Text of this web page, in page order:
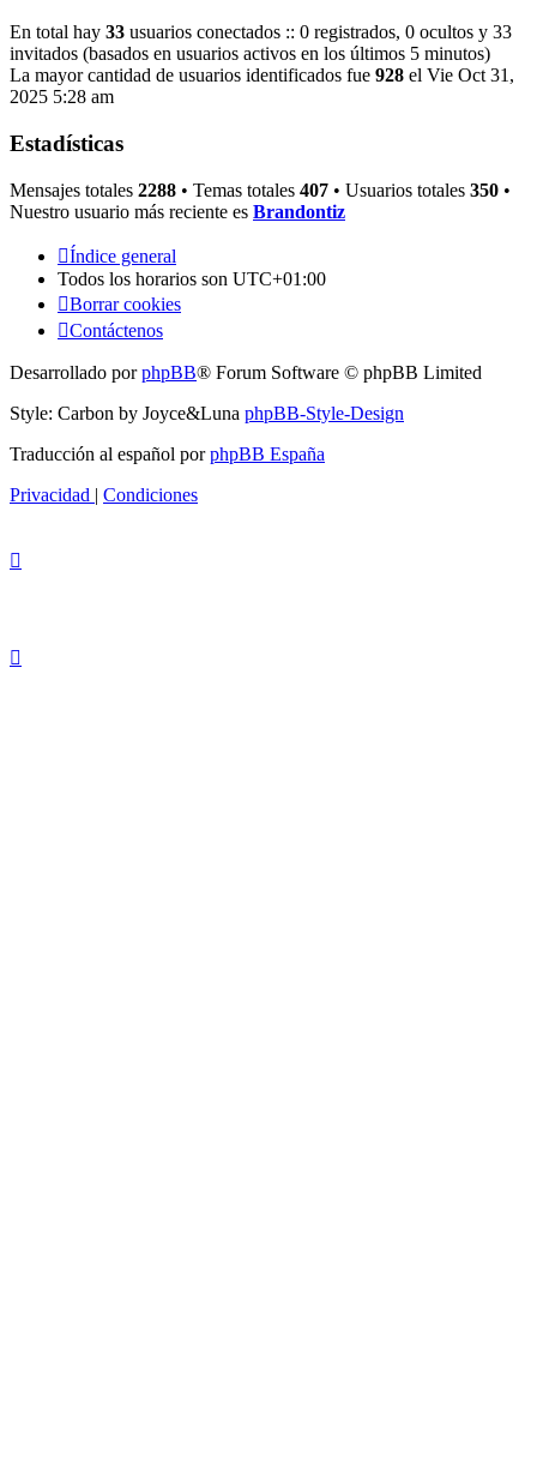
En total hay 33 usuarios conectados :: 0 registrados, 0 ocultos y 33
invitados (basados en usuarios activos en los últimos 5 minutos)
La mayor cantidad de usuarios identificados fue 928 el Vie Oct 31,
2025 5:28 am
Estadísticas
Mensajes totales 2288 • Temas totales 407 • Usuarios totales 350 •
Nuestro usuario más reciente es Brandontiz
Índice general
Todos los horarios son UTC+01:00
Borrar cookies
Contáctenos
Desarrollado porphpBB® Forum Software © phpBB Limited
Style: Carbon by Joyce&Luna phpBB-Style-Design
Traducción al español porphpBB España
Privacidad | Condiciones